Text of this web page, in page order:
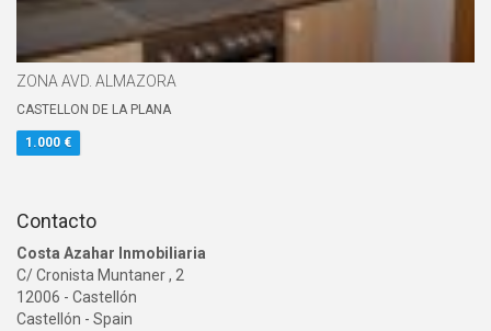
ZONA AVD. ALMAZORA
CASTELLON DE LA PLANA
1.000 €
Contacto
Costa Azahar Inmobiliaria
C/ Cronista Muntaner , 2
12006 - Castellón
Castellón - Spain